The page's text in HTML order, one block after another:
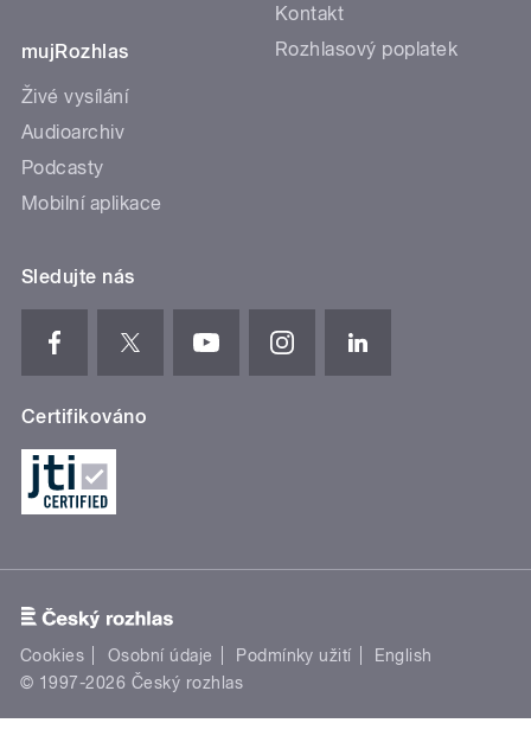
mujRozhlas
Živé vysílání
Audioarchiv
Podcasty
Mobilní aplikace
Kontakt
Rozhlasový poplatek
Sledujte nás
Certifikováno
Cookies Osobní údaje Podmínky užití
English
© 1997-2026 Český rozhlas